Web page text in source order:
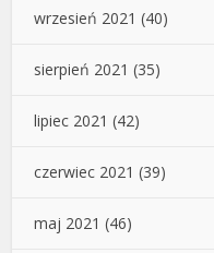
wrzesień 2021 (40)
sierpień 2021 (35)
lipiec 2021 (42)
czerwiec 2021 (39)
maj 2021 (46)